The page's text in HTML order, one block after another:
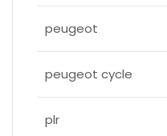
peugeot
peugeot cycle
plr